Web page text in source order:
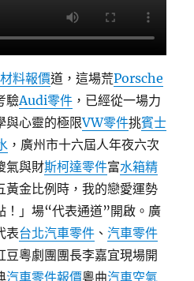
料報價道，這場荒Porsche
驗Audi零件 ，已經從一場力
與心靈的極限VW零件挑賓士
，廣州市十六屆人年夜六次
氣與財斯柯達零件富水箱精
黃金比例時，我的戀愛運勢
！」場“代表通道”開啟。廣
表台北汽車零件 、汽車零件
豆粵劇團團長李嘉宜現場開
汽車零件報價粵曲汽車空氣